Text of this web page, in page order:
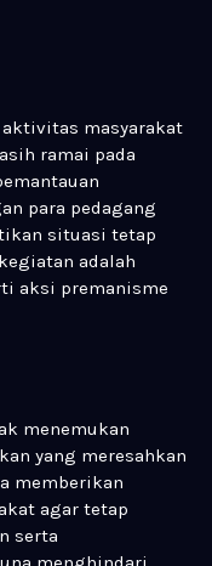
aktivitas masyarakat
ramai pada
para pedagang
situasi tetap
adalah
aksi premanisme
menemukan
yang meresahkan
memberikan
agar tetap
serta